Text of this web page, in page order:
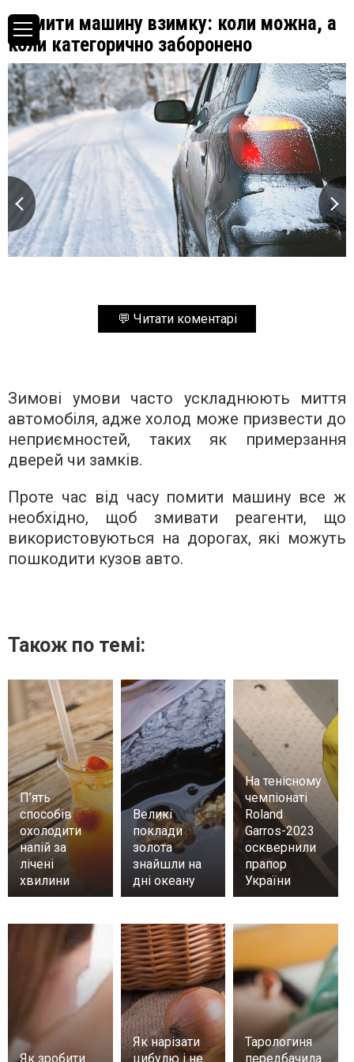
Як мити машину взимку: коли можна, а
коли категорично заборонено
💬 Читати коментарі
Зимові умови часто ускладнюють миття
автомобіля, адже холод може призвести до
неприємностей, таких як примерзання
дверей чи замків.
Проте час від часу помити машину все ж
необхідно, щоб змивати реагенти, що
використовуються на дорогах, які можуть
пошкодити кузов авто.
Також по темі:
П’ять
способів
охолодити
напій за
лічені
хвилини
Великі
поклади
золота
знайшли на
дні океану
На тенісному
чемпіонаті
Roland
Garros-2023
осквернили
прапор
України
Як зробити
Як нарізати
цибулю і не
Тарологиня
передбачила